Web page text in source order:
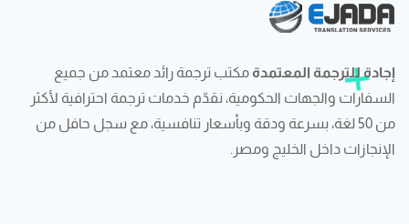
للترجمة المعتمدةمكتب ترجمة رائد معتمد من جميع
والجهات الحكومية، نقدّم خدمات ترجمة احترافية لأكثر
من 50 لغة، بسرعة ودقة وبأسعار تنافسية، مع سجل حافل من
داخل الخليج ومصر.